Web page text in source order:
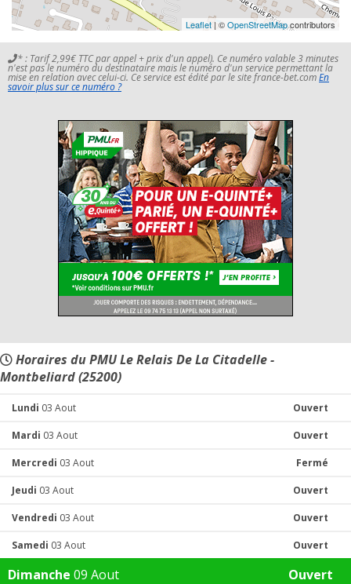
Leaflet | ©OpenStreetMapcontributors
* : Tarif 2,99€ TTC par appel + prix d'un appel). Ce numéro valable 3 minutes
n'est pas le numéro du destinataire mais le numéro d'un service permettant la
mise en relation avec celui-ci. Ce service est édité par le site france-bet.comEn
savoir plus sur ce numéro ?
Horaires du PMU Le Relais De La Citadelle -
Montbeliard (25200)
Lundi 03 Aout Ouvert
Mardi 03 Aout Ouvert
Mercredi 03 Aout Fermé
Jeudi 03 Aout Ouvert
Vendredi 03 Aout Ouvert
Samedi 03 Aout Ouvert
Dimanche 09 Aout Ouvert